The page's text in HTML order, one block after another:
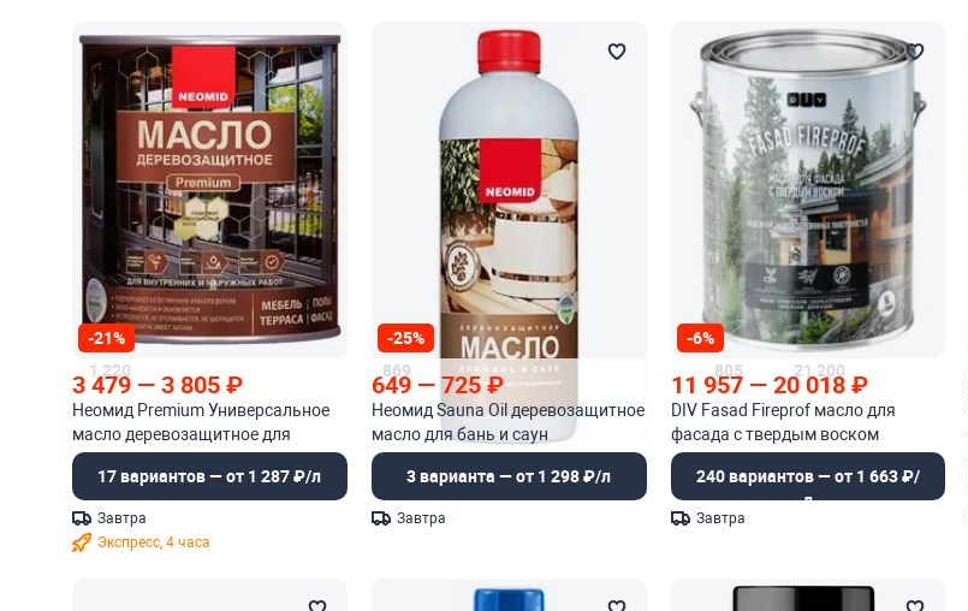
-21%
1 220
3 479 —3 805₽
Неомид Premium Универсальное
масло деревозащитное для
внутренних и наружных работ
17 вариантов — от 1 287 ₽/л
Завтра
Экспресс, 4 часа
-25%
869
649 —725₽
Неомид Sauna Oil деревозащитное
масло для бань и саун
3 варианта — от 1 298 ₽/л
Завтра
-6%
805
11 957 — 21 200
20 018 ₽
DIV Fasad Fireprof масло для
фасада с твердым воском
240 вариантов — от 1 663 ₽/
л
Завтра